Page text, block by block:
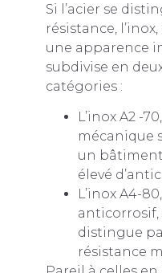
Si l’acier se
résistance,
une apparence
subdivise en
catégories :
L’inox A2 -
mécanique
un
élevé
L’inox A4-
anticorrosif,
distingue
résistance